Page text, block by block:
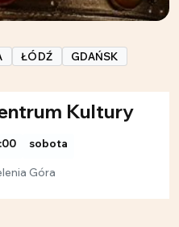
ŁÓDŹ
GDAŃSK
Kultury
sobota
Góra